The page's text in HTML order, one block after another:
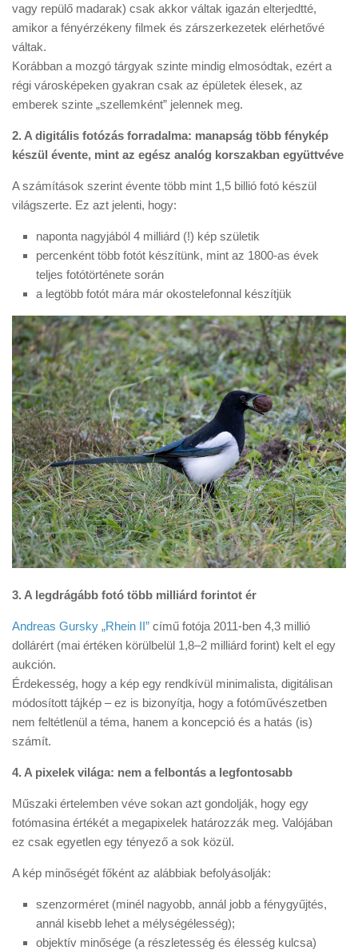
vagy repülő madarak) csak akkor váltak igazán elterjedtté,
amikor a fényérzékeny filmek és zárszerkezetek elérhetővé
váltak.
Korábban a mozgó tárgyak szinte mindig elmosódtak, ezért a
régi városképeken gyakran csak az épületek élesek, az
emberek szinte „szellemként” jelennek meg.
2. A digitális fotózás forradalma: manapság több fénykép
készül évente, mint az egész analóg korszakban együttvéve
A számítások szerint évente több mint 1,5 billió fotó készül
világszerte. Ez azt jelenti, hogy:
naponta nagyjából 4 milliárd (!) kép születik
percenként több fotót készítünk, mint az 1800-as évek
teljes fotótörténete során
a legtöbb fotót mára már okostelefonnal készítjük
3. A legdrágább fotó több milliárd forintot ér
Andreas Gursky „Rhein II” című fotója 2011-ben 4,3 millió
dollárért (mai értéken körülbelül 1,8–2 milliárd forint) kelt el egy
aukción.
Érdekesség, hogy a kép egy rendkívül minimalista, digitálisan
módosított tájkép – ez is bizonyítja, hogy a fotóművészetben
nem feltétlenül a téma, hanem a koncepció és a hatás (is)
számít.
4. A pixelek világa: nem a felbontás a legfontosabb
Műszaki értelemben véve sokan azt gondolják, hogy egy
fotómasina értékét a megapixelek határozzák meg. Valójában
ez csak egyetlen egy tényező a sok közül.
A kép minőségét főként az alábbiak befolyásolják:
szenzorméret (minél nagyobb, annál jobb a fénygyűjtés,
annál kisebb lehet a mélységélesség);
objektív minősége (a részletesség és élesség kulcsa)